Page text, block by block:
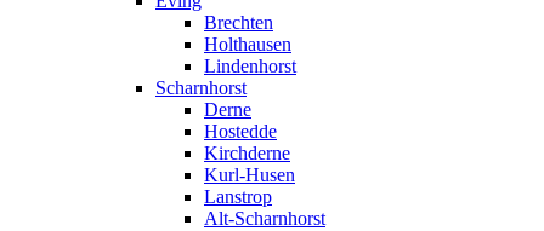
Brechten
Holthausen
Lindenhorst
Scharnhorst
Derne
Hostedde
Kirchderne
Kurl-Husen
Lanstrop
Alt-Scharnhorst